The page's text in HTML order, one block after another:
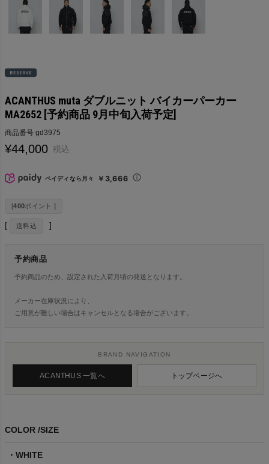
ACANTHUS muta ダブルニット バイカーパーカー
MA2652 [予約商品 9月中旬入荷予定]
商品番号 gd3975
¥44,000 税込
ペイディなら月々 ￥3,666
[400ポイント ]
送料込
予約商品
予約商品のため、設定された入荷月頃の発送となります。
メーカー在庫状況により、
ご用意が難しい場合はキャンセルとなる場合がございます。
BRAND NAVIGATION
ACANTHUS 一覧へ トップページへ
COLOR SIZE
WHITE